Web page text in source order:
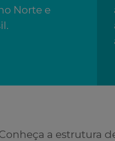
Norte e
a estrutura